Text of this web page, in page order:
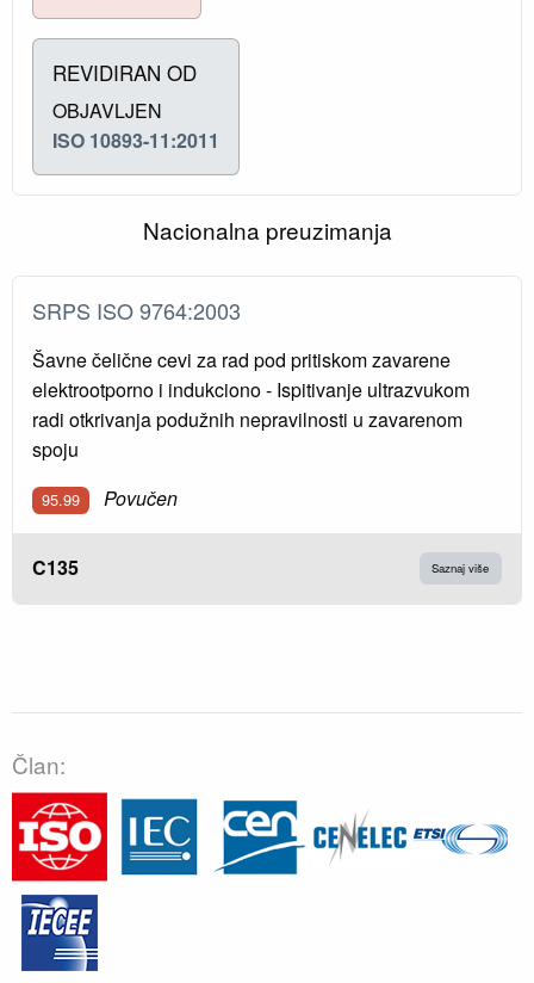
REVIDIRAN OD
OBJAVLJEN
ISO 10893-11:2011
Nacionalna preuzimanja
SRPS ISO 9764:2003
Šavne čelične cevi za rad pod pritiskom zavarene
elektrootporno i indukciono - Ispitivanje ultrazvukom
radi otkrivanja podužnih nepravilnosti u zavarenom
spoju
95.99 Povučen
C135 Saznaj više
Član: